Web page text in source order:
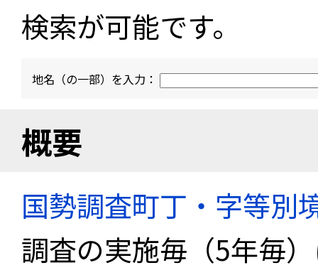
検索が可能です。
地名（の一部）を入力：
概要
国勢調査町丁・字等別
調査の実施毎（5年毎